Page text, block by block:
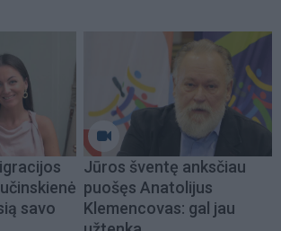
savo
Jūros šventę anksčiau
puošęs Anatolijus
Klemencovas: gal jau